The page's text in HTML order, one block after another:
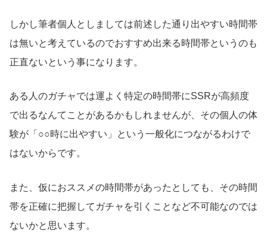
しかし筆者個人としましては前述した通り出やすい時間帯
は無いと考えているのでおすすめ出来る時間帯というのも
正直ないという事になります。
ある人のガチャでは運よく特定の時間帯にSSRが高頻度
で出るなんてことがあるかもしれませんが、その個人の体
験が「○○時に出やすい」という一般化につながるわけで
はないからです。
また、仮におススメの時間帯があったとしても、その時間
帯を正確に把握してガチャを引くことなど不可能なのでは
ないかと思います。